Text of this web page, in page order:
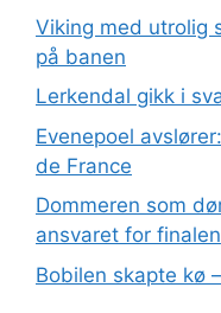
Viking med utrolig
på banen
Lerkendal gikk i
Evenepoel
de France
Dommeren som
ansvaret for finalen
Bobilen skapte kø